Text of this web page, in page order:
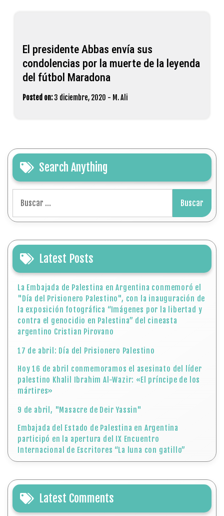
El presidente Abbas envía sus
condolencias por la muerte de la leyenda
del fútbol Maradona
Posted on: 3 diciembre, 2020 - M. Ali
Search Anything
Latest Posts
La Embajada de Palestina en Argentina conmemoró el
"Día del Prisionero Palestino", con la inauguración de
la exposición fotográfica “Imágenes por la libertad y
contra el genocidio en Palestina” del cineasta
argentino Cristian Pirovano
17 de abril: Día del Prisionero Palestino
Hoy 16 de abril conmemoramos el asesinato del líder
palestino Khalil Ibrahim Al-Wazir: «El príncipe de los
mártires»
9 de abril, "Masacre de Deir Yassin"
Embajada del Estado de Palestina en Argentina
participó en la apertura del IX Encuentro
Internacional de Escritores “La luna con gatillo”
Latest Comments